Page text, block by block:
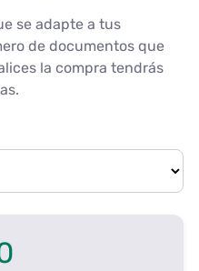
se adapte a tus
de documentos que
la compra tendrás